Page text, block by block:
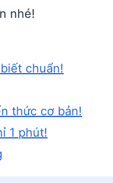
nhé!
chuẩn!
thức cơ bản!
1 phút!